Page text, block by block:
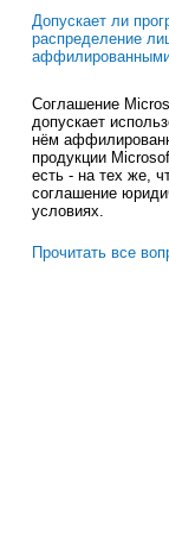
Допускает ли
распределение
Соглашение
допускает
нём
продукции
есть - на тех же,
соглашение
условиях.
Прочитать все